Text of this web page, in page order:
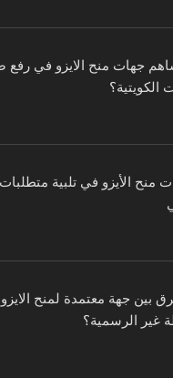
جهات منح الايزو في رفع
الكويتية؟
منح الأيزو في تلبية
بين جهة معتمدة لمنح
غير الرسمية؟